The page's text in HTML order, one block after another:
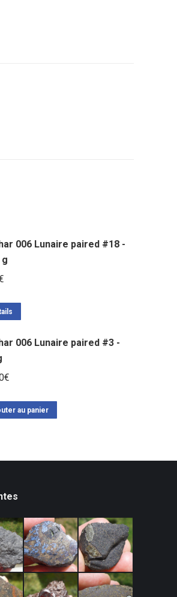
006 Lunaire paired #18 -
g
006 Lunaire paired #3 -
€
au panier